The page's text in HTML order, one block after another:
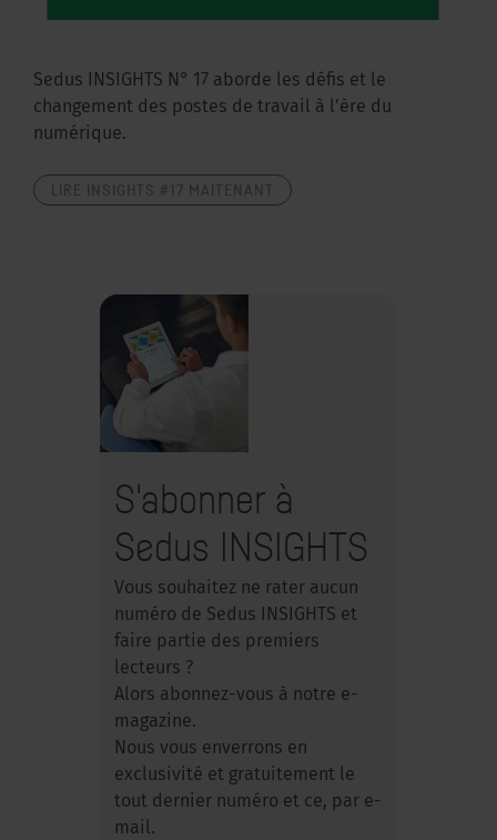
Sedus INSIGHTS N° 17 aborde les défis et le
changement des postes de travail à l’ère du
numérique.
S'abonner à
Sedus INSIGHTS
Vous souhaitez ne rater aucun
numéro de Sedus INSIGHTS et
faire partie des premiers
lecteurs ?
Alors abonnez-vous à notre e-
magazine.
Nous vous enverrons en
exclusivité et gratuitement le
tout dernier numéro et ce, par e-
mail.